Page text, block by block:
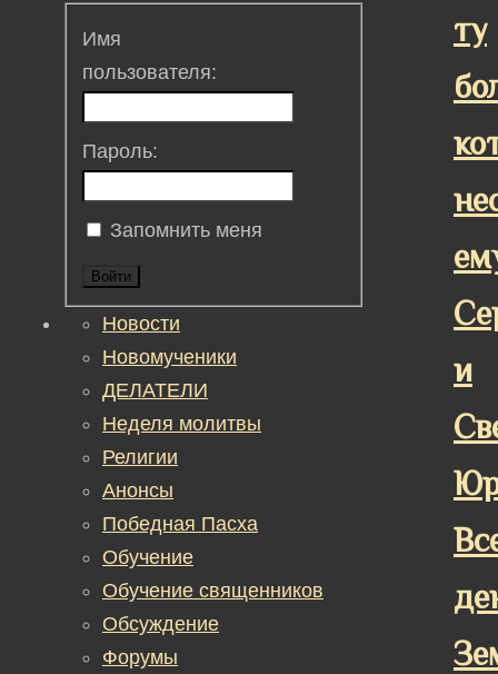
ту
и
Имя
пользователя:
Пароль:
Запомнить меня
Войти
Новости
Новомученики
ДЕЛАТЕЛИ
Неделя молитвы
Религии
Анонсы
Победная Пасха
Обучение
Обучение священников
Обсуждение
Форумы